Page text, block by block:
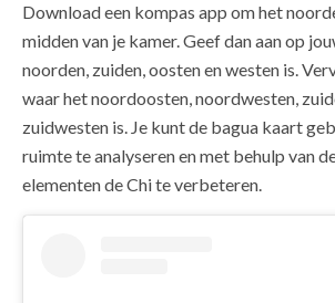
Download een kompas app om het
midden van je kamer. Geef dan aan op
noorden, zuiden, oosten en westen is.
waar het noordoosten, noordwesten,
zuidwesten is. Je kunt de bagua kaart
ruimte te analyseren en met behulp van
elementen de Chi te verbeteren.